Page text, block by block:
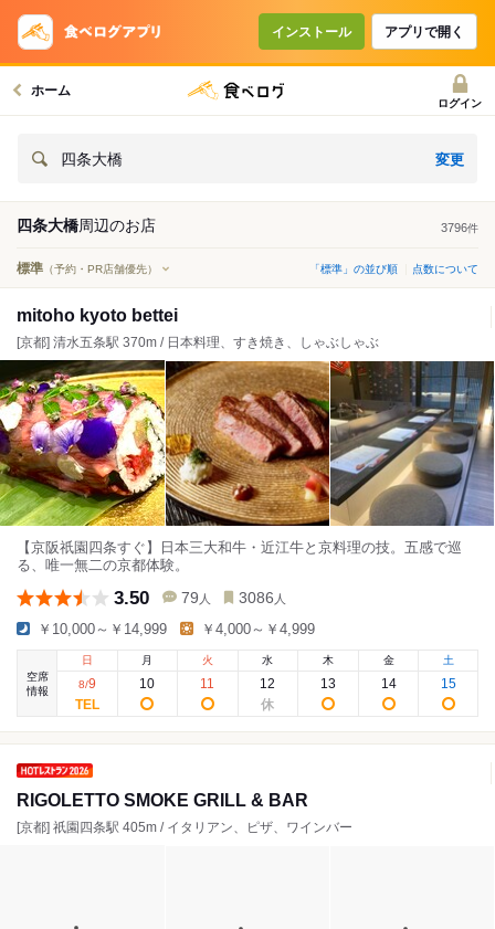
インストール アプリで開く
ホーム
ログイン
四条大橋 変更
四条大橋周辺のお店 3796件
標準 （予約・PR店舗優先） 「標準」の並び順 点数について
mitoho kyoto bettei
[京都] 清水五条駅 370m / 日本料理、すき焼き、しゃぶしゃぶ
【京阪祇園四条すぐ】日本三大和牛・近江牛と京料理の技。五感で巡
る、唯一無二の京都体験。
3.50 79 人 3086 人
￥10,000～￥14,999 ￥4,000～￥4,999
空席
情報
日
8/9
月
10
火
11
水
12
木
13
金
14
土
15
RIGOLETTO SMOKE GRILL & BAR
[京都] 祇園四条駅 405m / イタリアン、ピザ、ワインバー